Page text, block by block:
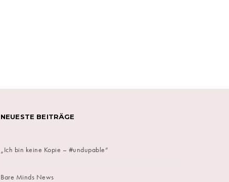
NEUESTE BEITRÄGE
„Ich bin keine Kopie – #undupable“
Bare Minds News